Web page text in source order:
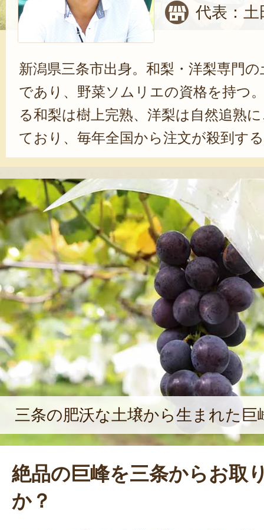
代表：土
新潟県三条市出身。和梨・洋梨専門
であり、野菜ソムリエの資格を持つ
る和梨は樹上完熟、洋梨は自然追熟
ており、毎年全国から注文が殺到す
平成27年1月には三条果樹専門家集団
代表を努めている。三条と果樹に情
に三条の果樹の魅力を全国に発信し
的な活動を展開し、三条の果樹栽培
いくだろう。
三条の肥沃な土壌から生まれた巨
絶品の巨峰を三条からお取
か？